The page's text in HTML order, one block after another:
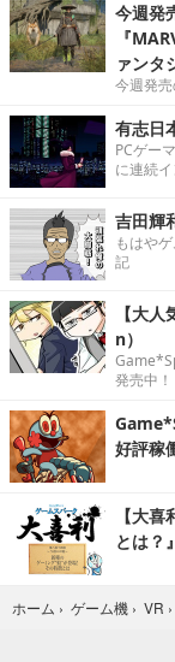
今週発
『
ァンタ
今週発売
有志日
PCゲー
に連続イ
吉田輝
もはや
記
【大
n）
発売中！
好評稼
【大
とは？
ホーム › ゲーム機 › VR ›